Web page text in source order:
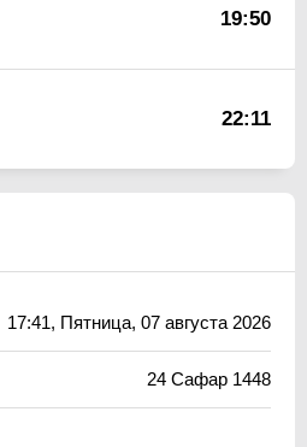
19:50
22:11
17:41, Пятница, 07 августа 2026
24 Сафар 1448